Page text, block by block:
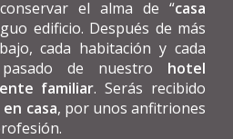
el alma de “casa
edificio. Después de más
cada habitación y cada
de nuestro hotel
familiar. Serás recibido
casa, por unos anfitriones